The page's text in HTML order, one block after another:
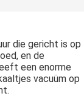
die gericht is op
en de
een enorme
vacuüm op